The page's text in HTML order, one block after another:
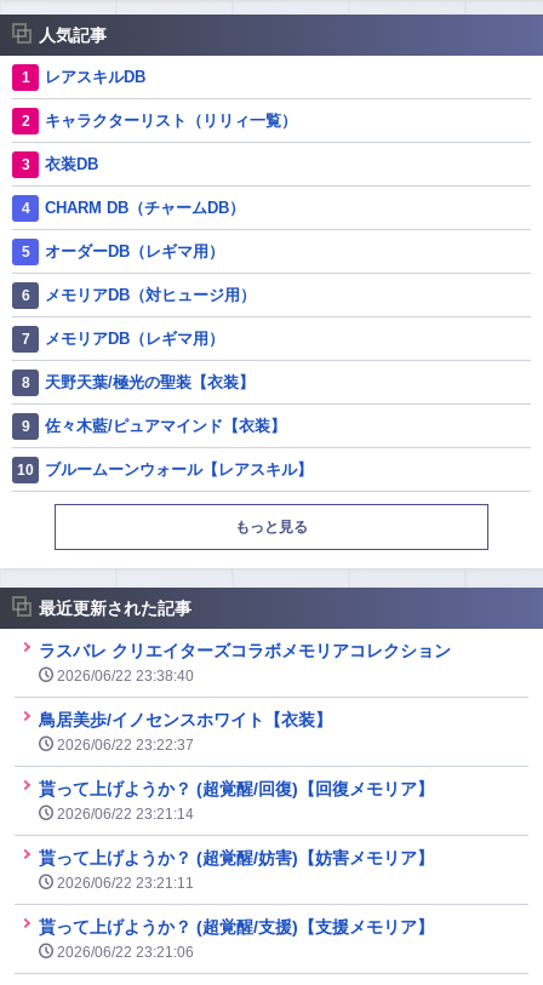
人気記事
レアスキルDB
キャラクターリスト（リリィ一覧）
衣装DB
CHARM DB（チャームDB）
オーダーDB（レギマ用）
メモリアDB（対ヒュージ用）
メモリアDB（レギマ用）
天野天葉/極光の聖装【衣装】
佐々木藍/ピュアマインド【衣装】
ブルームーンウォール【レアスキル】
もっと見る
最近更新された記事
ラスバレ クリエイターズコラボメモリアコレクション
2026/06/22 23:38:40
鳥居美歩/イノセンスホワイト【衣装】
2026/06/22 23:22:37
貰って上げようか？ (超覚醒/回復)【回復メモリア】
2026/06/22 23:21:14
貰って上げようか？ (超覚醒/妨害)【妨害メモリア】
2026/06/22 23:21:11
貰って上げようか？ (超覚醒/支援)【支援メモリア】
2026/06/22 23:21:06